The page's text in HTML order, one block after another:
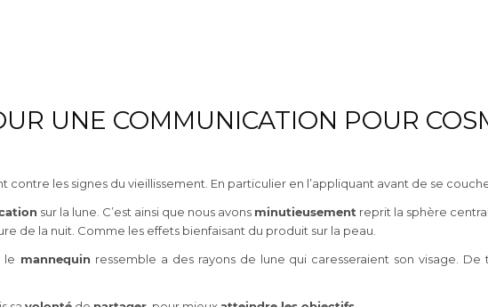
UNE COMMUNICATION POUR
les signes du vieillissement. En particulier en l’appliquant avant de se
sur la lune. C’est ainsi que nous avons minutieusement reprit la sphère
de la nuit. Comme les effets bienfaisant du produit sur la peau.
le mannequin ressemble a des rayons de lune qui caresseraient son visage.